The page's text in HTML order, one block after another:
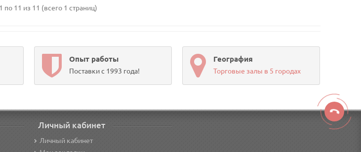
по 11 из 11 (всего 1 страниц)
Опыт работы
Поставки с 1993 года!
География
Торговые залы в 5 городах
Личный кабинет
Личный кабинет